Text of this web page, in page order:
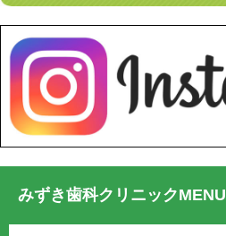
みずき歯科クリニックMENU